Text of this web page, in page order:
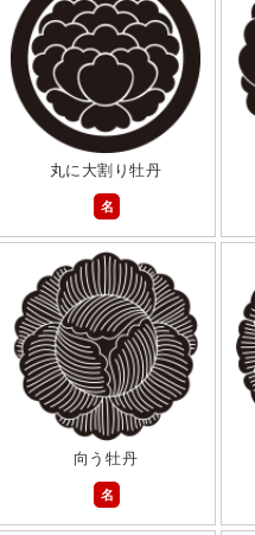
丸に大割り牡丹
名
向う牡丹
名